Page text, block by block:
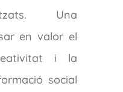
Una
en valor el
i la
social